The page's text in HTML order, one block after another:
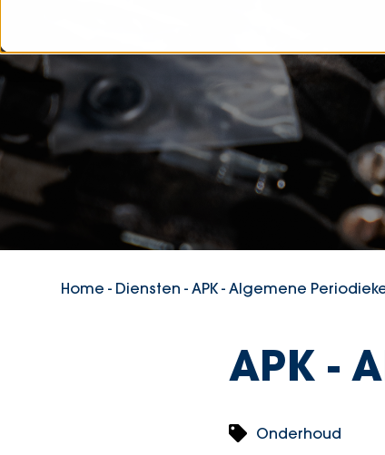
Home - Diensten - APK - Algemene
APK -
Onderhoud